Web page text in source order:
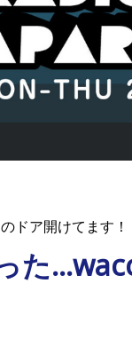
ドア開けてます！
た